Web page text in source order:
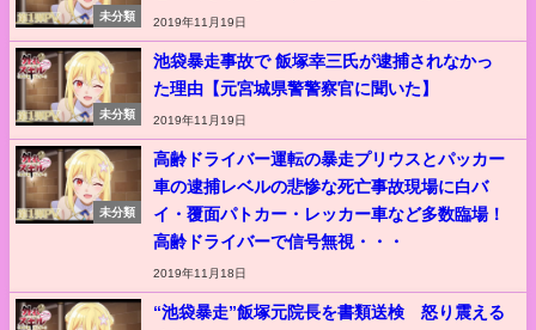
未分類
2019年11月19日
未分類
池袋暴走事故で 飯塚幸三氏が逮捕されなかっ
た理由【元宮城県警警察官に聞いた】
2019年11月19日
未分類
高齢ドライバー運転の暴走プリウスとパッカー
車の逮捕レベルの悲惨な死亡事故現場に白バ
イ・覆面パトカー・レッカー車など多数臨場！
高齢ドライバーで信号無視・・・
2019年11月18日
“池袋暴走”飯塚元院長を書類送検 怒り震える